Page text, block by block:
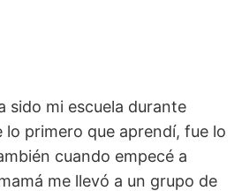
sido mi escuela durante
lo primero que aprendí, fue lo
cuando empecé a
me llevó a un grupo de